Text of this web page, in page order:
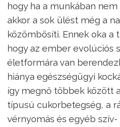
hogy ha a munkában
akkor a sok ülést még a
közömbösíti. Ennek oka a
hogy az ember evolúciós
életformára van
hiánya egészségügyi
így megnő többek között
típusú cukorbetegség, a
vérnyomás és egyéb